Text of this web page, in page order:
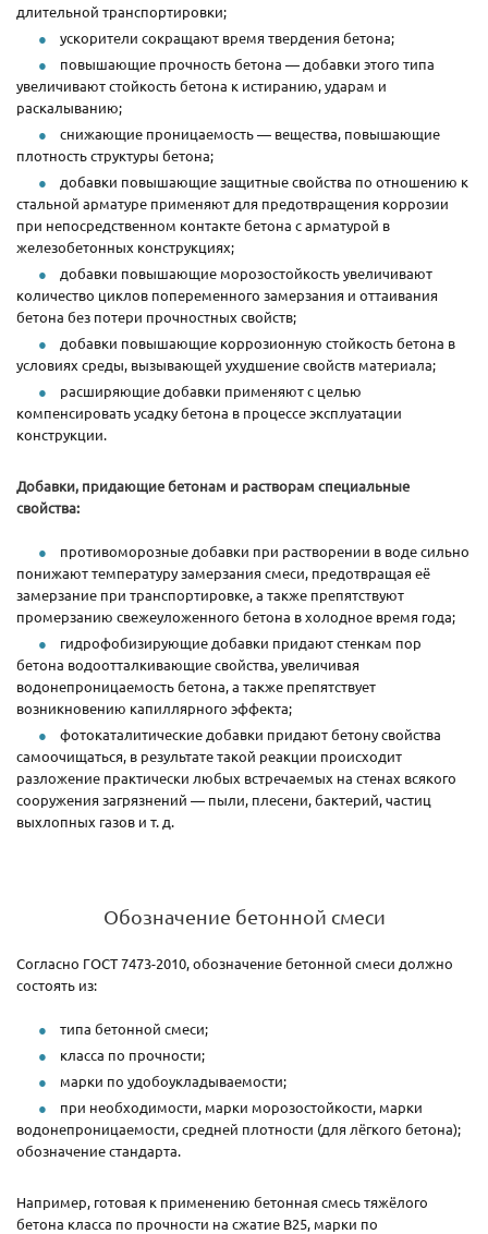
длительной транспортировки;
ускорители сокращают время твердения бетона;
повышающие прочность бетона — добавки этого типа
увеличивают стойкость бетона к истиранию, ударам и
раскалыванию;
снижающие проницаемость — вещества, повышающие
плотность структуры бетона;
добавки повышающие защитные свойства по отношению к
стальной арматуре применяют для предотвращения коррозии
при непосредственном контакте бетона с арматурой в
железобетонных конструкциях;
добавки повышающие морозостойкость увеличивают
количество циклов попеременного замерзания и оттаивания
бетона без потери прочностных свойств;
добавки повышающие коррозионную стойкость бетона в
условиях среды, вызывающей ухудшение свойств материала;
расширяющие добавки применяют с целью
компенсировать усадку бетона в процессе эксплуатации
конструкции.
Добавки, придающие бетонам и растворам специальные
свойства:
противоморозные добавки при растворении в воде сильно
понижают температуру замерзания смеси, предотвращая её
замерзание при транспортировке, а также препятствуют
промерзанию свежеуложенного бетона в холодное время года;
гидрофобизирующие добавки придают стенкам пор
бетона водоотталкивающие свойства, увеличивая
водонепроницаемость бетона, а также препятствует
возникновению капиллярного эффекта;
фотокаталитические добавки придают бетону свойства
самоочищаться, в результате такой реакции происходит
разложение практически любых встречаемых на стенах всякого
сооружения загрязнений — пыли, плесени, бактерий, частиц
выхлопных газов и т. д.
Обозначение бетонной смеси
Согласно ГОСТ 7473-2010, обозначение бетонной смеси должно
состоять из:
типа бетонной смеси;
класса по прочности;
марки по удобоукладываемости;
при необходимости, марки морозостойкости, марки
водонепроницаемости, средней плотности (для лёгкого бетона);
обозначение стандарта.
Например, готовая к применению бетонная смесь тяжёлого
бетона класса по прочности на сжатие В25, марки по